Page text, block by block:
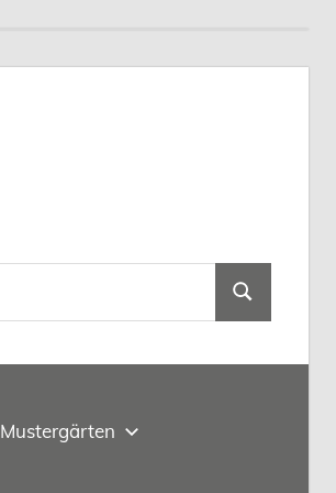
Suchen
Mustergärten